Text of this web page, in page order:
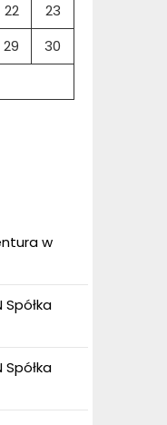
22
23
29
30
w
Spółka
Spółka